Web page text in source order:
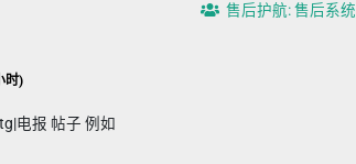
时)
电报 帖子 例如
售后护航: 售后系统